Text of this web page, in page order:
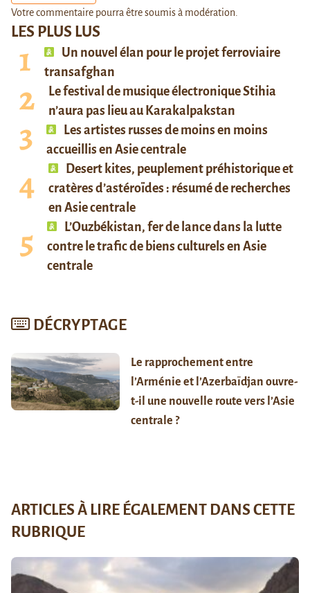
LES PLUS LUS
Un nouvel élan pour le projet ferroviaire
transafghan
Le festival de musique électronique Stihia
n’aura pas lieu au Karakalpakstan
Les artistes russes de moins en moins
accueillis en Asie centrale
Desert kites, peuplement préhistorique et
cratères d’astéroïdes : résumé de recherches
en Asie centrale
L’Ouzbékistan, fer de lance dans la lutte
contre le trafic de biens culturels en Asie
centrale
DÉCRYPTAGE
Le rapprochement entre
l’Arménie et l’Azerbaïdjan ouvre-
t-il une nouvelle route vers l’Asie
centrale ?
Votre commentaire pourra être soumis à modération.
ARTICLES À LIRE ÉGALEMENT DANS CETTE
RUBRIQUE